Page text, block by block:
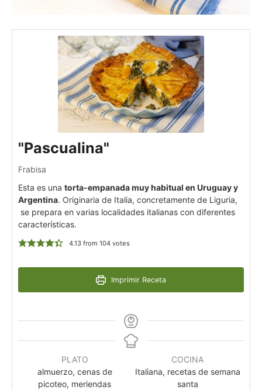
"Pascualina"
Frabisa
Esta es una torta-empanada muy habitual en Uruguay y
Argentina. Originaria de Italia, concretamente de Liguria,
se prepara en varias localidades italianas con diferentes
características.
4.13from 104votes
Imprimir Receta
PLATO
almuerzo, cenas de
picoteo, meriendas
COCINA
Italiana, recetas de semana
santa